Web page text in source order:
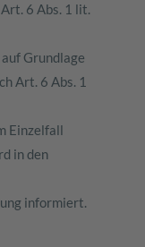
6 Abs. 1 lit.
Grundlage
Art. 6 Abs. 1
Einzelfall
in den
informiert.